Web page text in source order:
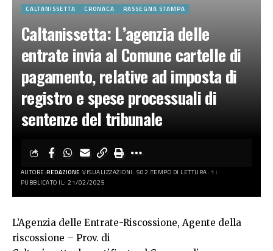
CALTANISSETTA CRONACA RASSEGNA STAMPA
Caltanissetta: L’agenzia delle
entrate invia al Comune cartelle di
pagamento, relative ad imposta di
registro e spese processuali di
sentenze del tribunale
AUTORE:REDAZIONE VISUALIZZAZIONI: 502 TEMPO DI LETTURA: 1
PUBBLICATO IL: 21/02/2025
L’Agenzia delle Entrate-Riscossione, Agente della
riscossione – Prov. di